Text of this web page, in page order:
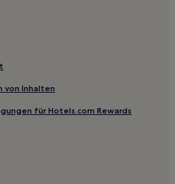
Gas Museum
Hiroshima
von Inhalten
für Hotels.com Rewards